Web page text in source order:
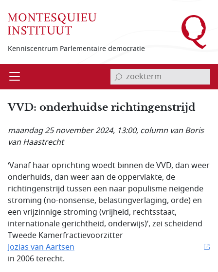
Kenniscentrum Parlementaire democratie
Open invoerveld zoekterm
VVD: onderhuidse richtingenstrijd
maandag 25 november 2024, 13:00, column van Boris
van Haastrecht
‘Vanaf haar oprichting woedt binnen de VVD, dan weer
onderhuids, dan weer aan de oppervlakte, de
richtingenstrijd tussen een naar populisme neigende
stroming (no-nonsense, belastingverlaging, orde) en
een vrijzinnige stroming (vrijheid, rechtsstaat,
internationale gerichtheid, onderwijs)’, zei scheidend
Tweede Kamerfractievoorzitter
Jozias van Aartsen
in 2006 terecht.